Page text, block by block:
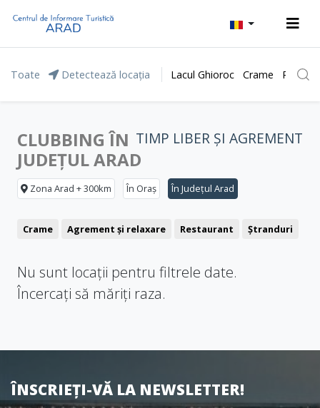
Toate Detectează locația Lacul Ghioroc Crame Parcul
TIMP LIBER ȘI AGREMENT
CLUBBING ÎN
JUDEȚUL ARAD
Zona Arad + 300km În Oraș În Județul Arad
Crame Agrement și relaxare Restaurant Ștranduri
Nu sunt locații pentru filtrele date.
Încercați să măriți raza.
ÎNSCRIEȚI-VĂ LA NEWSLETTER!